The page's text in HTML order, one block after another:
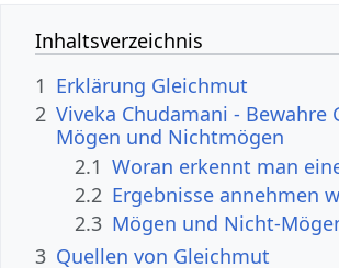
Inhaltsverzeichnis
1 Erklärung Gleichmut
2 Viveka Chudamani -
Mögen und Nichtmögen
2.1 Woran erkennt man
2.2 Ergebnisse annehmen
2.3 Mögen und Nicht-
3 Quellen von Gleichmut